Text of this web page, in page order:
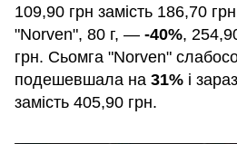
109,90 грн замість 186,70
"Norven", 80 г, — -40%,
грн. Сьомга "Norven"
подешевшала на 31% і
замість 405,90 грн.